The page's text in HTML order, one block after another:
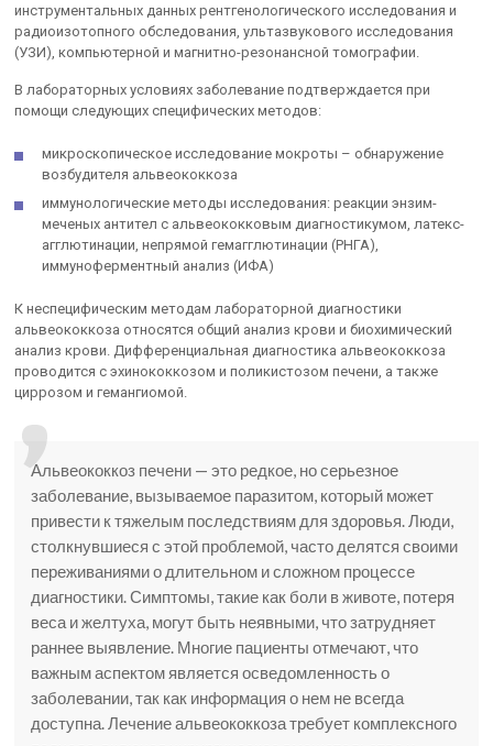
инструментальных данных рентгенологического исследования и
радиоизотопного обследования, ультазвукового исследования
(УЗИ), компьютерной и магнитно-резонансной томографии.
В лабораторных условиях заболевание подтверждается при
помощи следующих специфических методов:
микроскопическое исследование мокроты – обнаружение
возбудителя альвеококкоза
иммунологические методы исследования: реакции энзим-
меченых антител с альвеококковым диагностикумом, латекс-
агглютинации, непрямой гемагглютинации (РНГА),
иммуноферментный анализ (ИФА)
К неспецифическим методам лабораторной диагностики
альвеококкоза относятся общий анализ крови и биохимический
анализ крови. Дифференциальная диагностика альвеококкоза
проводится с эхинококкозом и поликистозом печени, а также
циррозом и гемангиомой.
Альвеококкоз печени — это редкое, но серьезное
заболевание, вызываемое паразитом, который может
привести к тяжелым последствиям для здоровья. Люди,
столкнувшиеся с этой проблемой, часто делятся своими
переживаниями о длительном и сложном процессе
диагностики. Симптомы, такие как боли в животе, потеря
веса и желтуха, могут быть неявными, что затрудняет
раннее выявление. Многие пациенты отмечают, что
важным аспектом является осведомленность о
заболевании, так как информация о нем не всегда
доступна. Лечение альвеококкоза требует комплексного